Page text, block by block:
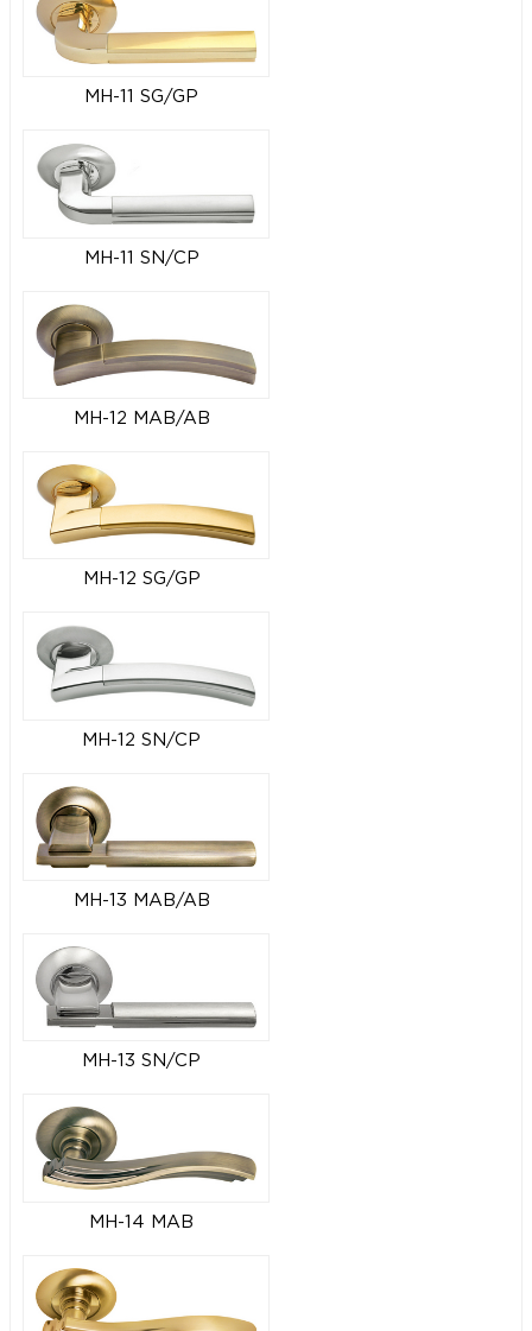
MH-11 SG/GP
MH-11 SN/CP
MH-12 MAB/AB
MH-12 SG/GP
MH-12 SN/CP
MH-13 MAB/AB
MH-13 SN/CP
MH-14 MAB